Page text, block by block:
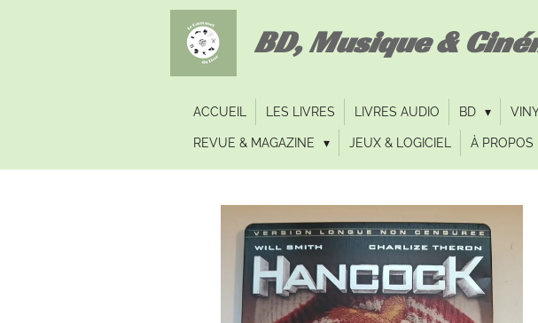
BD, Musique &
ACCUEIL LES LIVRES LIVRES AUDIO BD
REVUE & MAGAZINE JEUX & LOGICIEL À PROPOS